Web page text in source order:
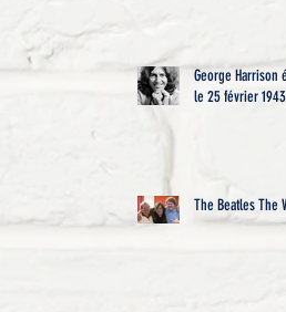
George Harrison
le 25 février
The Beatles The